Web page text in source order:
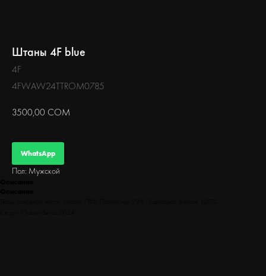
Штаны 4F blue
4F
4FWAW24TTROM0785
3500,00 СОМ
WhatsApp
Пол: Мужской